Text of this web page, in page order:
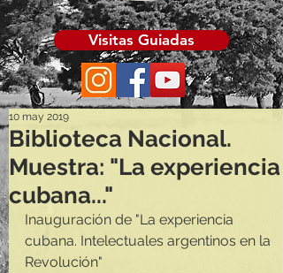
Visitas Guiadas
Biblioteca Nacional.
Muestra: "La experiencia
cubana..."
10 may 2019
Inauguración de "La experiencia
cubana. Intelectuales argentinos en la
Revolución"